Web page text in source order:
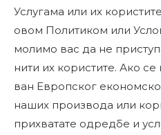
Услугама или их
овом Политиком или
молимо вас да не
нити их користите. Ако се
ван Европског
наших производа или
прихватате одредбе и